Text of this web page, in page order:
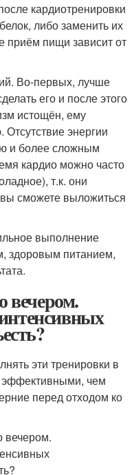
кардиотренировки
либо заменить их
приём пищи зависит от
Во-первых, лучше
его и после этого
истощён, ему
Отсутствие энергии
и более сложным
кардио можно часто
т.к. они
сможете выложиться
выполнение
здоровым питанием,
вечером.
эти тренировки в
эффективными, чем
перед отходом ко